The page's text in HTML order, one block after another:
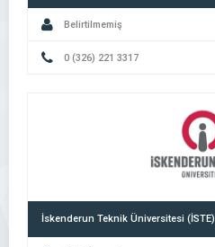
Belirtilmemiş
0 (326) 221 3317
İskenderun Teknik Üniversitesi (İSTE)